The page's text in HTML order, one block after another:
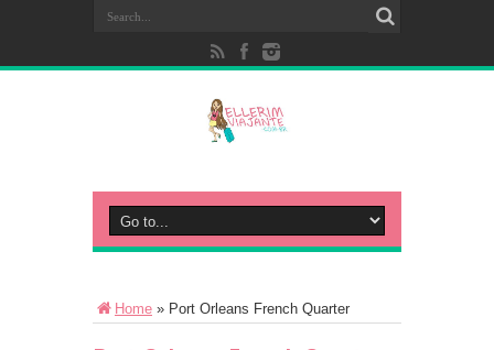
Home » Port Orleans French Quarter